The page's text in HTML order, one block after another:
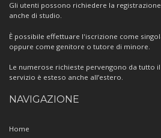
Gli utenti possono richiedere la
anche di studio.
È possibile effettuare l'iscrizione come
oppure come genitore o tutore di minore.
Le numerose richieste pervengono da tutto
servizio è esteso anche all’estero.
NAVIGAZIONE
Home